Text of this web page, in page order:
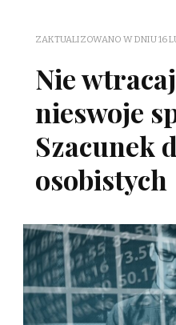
ZAKTUALIZOWANO W DNIU16
Nie
nieswoje
Szacunek
osobistych